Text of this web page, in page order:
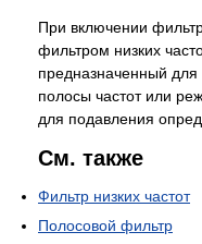
При включении
фильтром низких
предназначенный
полосы частот или
для подавления
См. также
Фильтр низких частот
Полосовой фильтр